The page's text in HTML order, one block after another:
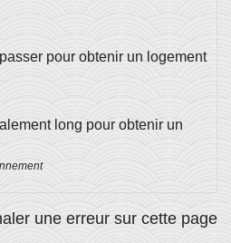
pour obtenir un logement
long pour obtenir un
une erreur sur cette page